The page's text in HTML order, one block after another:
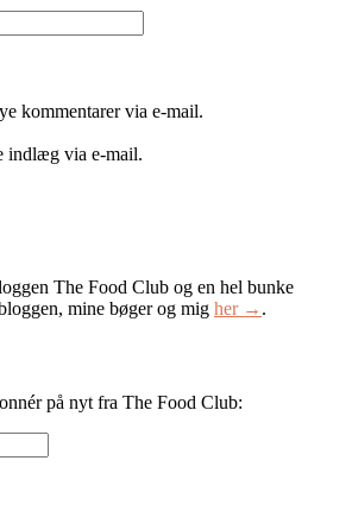
kommentarer via e-mail.
indlæg via e-mail.
The Food Club og en hel bunke
mine bøger og mig her → .
på nyt fra The Food Club: